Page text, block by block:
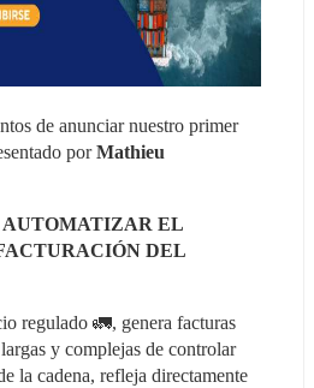
de anunciar nuestro primer
por Mathieu
AUTOMATIZAR EL
DEL
regulado 🚛, genera facturas
y complejas de controlar
la cadena, refleja directamente